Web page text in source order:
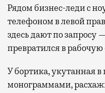
Рядом бизнес-леди с
телефоном в левой
здесь дают по запросу
превратился в
У бортика, укутанная
монограммами,